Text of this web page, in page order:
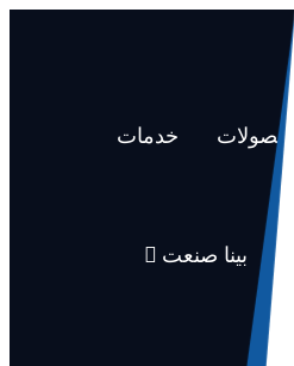
محصولات خدمات
بینا صنعت